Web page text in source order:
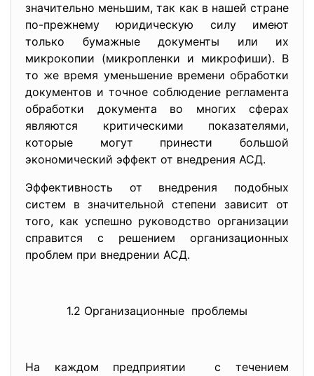
значительно меньшим, так как в нашей стране
по-прежнему юридическую силу имеют
только бумажные документы или их
микрокопии (микропленки и микрофиши). В
то же время уменьшение времени обработки
документов и точное соблюдение регламента
обработки документа во многих сферах
являются критическими показателями,
которые могут принести большой
экономический эффект от внедрения АСД.
Эффективность от внедрения подобных
систем в значительной степени зависит от
того, как успешно руководство организации
справится с решением организационных
проблем при внедрении АСД.
1.2 Организационные проблемы
На каждом предприятии с течением